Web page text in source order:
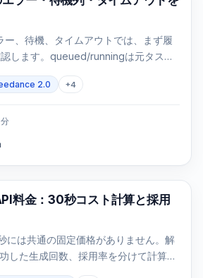
、待機、タイムアウトでは、まず履
します。queued/runningは元タスク
2.0 +4
分
料金：30秒コスト計算と採用
は共通の固定価格がありません。解
した生成回数、採用率を分けて計算し